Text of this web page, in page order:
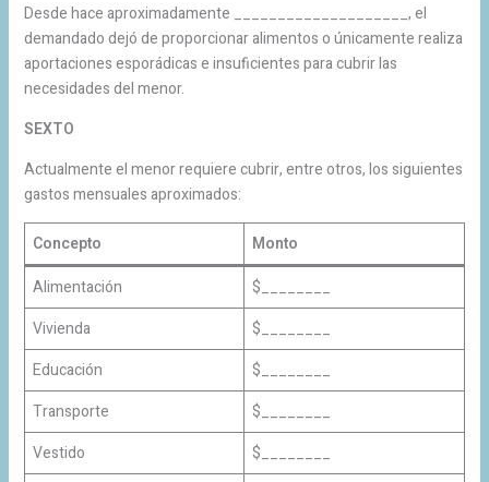
Desde hace aproximadamente ____________________, el
demandado dejó de proporcionar alimentos o únicamente realiza
aportaciones esporádicas e insuficientes para cubrir las
necesidades del menor.
SEXTO
Actualmente el menor requiere cubrir, entre otros, los siguientes
gastos mensuales aproximados:
Concepto
Monto
Alimentación
$________
Vivienda
$________
Educación
$________
Transporte
$________
Vestido
$________